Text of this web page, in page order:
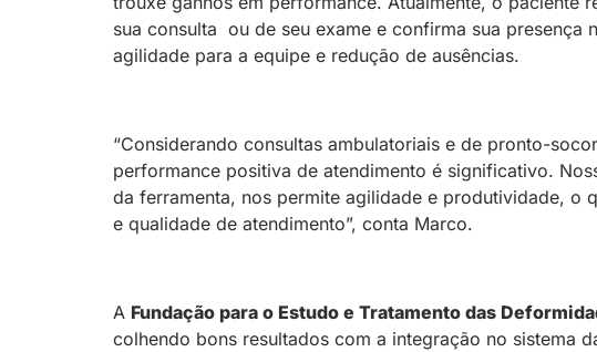
sua consulta ou de seu exame e confirma sua presença
agilidade para a equipe e redução de ausências.
“Considerando consultas ambulatoriais e de pronto-
performance positiva de atendimento é significativo.
da ferramenta, nos permite agilidade e produtividade, o
e qualidade de atendimento”, conta Marco.
A Fundação para o Estudo e Tratamento das
colhendo bons resultados com a integração no sistema